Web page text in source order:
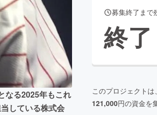
Good CAMPFIRE Creation
と納税
machi-yaコミュニティ
なる2025年もこれ
している株式会
募集終了まで
終了
このプロジェクトは、
121,000円の資金を